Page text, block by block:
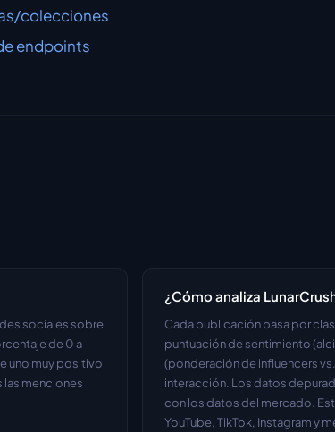
colecciones
endpoints
sociales sobre
de 0 a
uno muy positivo
las menciones
¿Cómo analiza
Cada publicación pasa por
puntuación de sentimiento
(ponderación de influencers
interacción. Los datos
con los datos del mercado.
YouTube, TikTok, Instagram y